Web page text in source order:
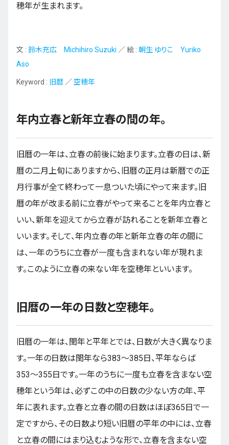
穂年が生まれます。
文 : 鈴木充広 Michihiro Suzuki ／ 絵 : 朝生 ゆりこ Yuriko
Aso
Keyword : 旧暦 ／ 空穂年
年内立春と新年立春の間の年。
旧暦の一年は、立春の前後に始まります。立春の日は、新
暦の二月上旬にありますから、旧暦の正月は新暦での正
月行事が全て終わって一息ついた頃にやって来ます。旧
暦の年が改まる前に立春がやって来ることを年内立春と
いい、新年を迎えてから立春が訪れることを新年立春と
いいます。そして、年内立春の年と新年立春の年の間に
は、一年のうちに立春が一度も含まれない年が現れま
す。このように立春の来ない年を空穂年といいます。
旧暦の一年の日数と空穂年。
旧暦の一年は、閏年と平年とでは、日数が大きく異なりま
す。一年の日数は閏年なら383〜385日、平年ならば
353〜355日です。一年のうちに一度も立春を含まない空
穂年という年は、必ずこの中の日数の少ない方の年、平
年に表れます。立春と立春の間の日数はほぼ365日で一
定ですから、その日数より短い旧暦の平年の中には、立春
と立春の間にはまり込むような形で、立春を含まない空